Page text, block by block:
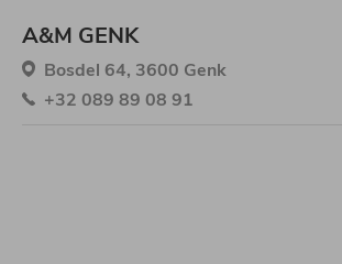
A&M GENK
Bosdel 64, 3600 Genk
+32 089 89 08 91